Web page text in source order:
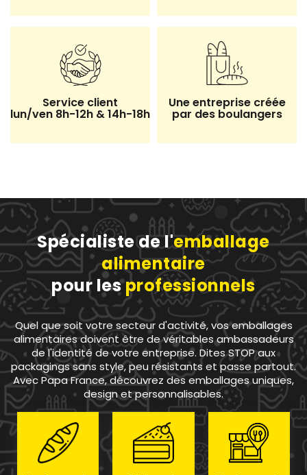
Service client
lun/ven 8h-12h & 14h-18h
Une entreprise créée
par des boulangers
Spécialiste de l'emballage
alimentaire
pour lesprofessionnels
Quel que soit votre secteur d'activité, vos emballages
alimentaires doivent être de véritables ambassadeurs
de l'identité de votre entreprise. Dites STOP aux
packagings sans style, peu résistants et passe partout.
Avec Papa France, découvrez des emballages uniques,
design et personnalisables.